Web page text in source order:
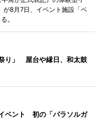
が8月7日、イベント施設「ベ
。
り」 屋台や縁日、和太鼓
ベント 初の「パラソルガ